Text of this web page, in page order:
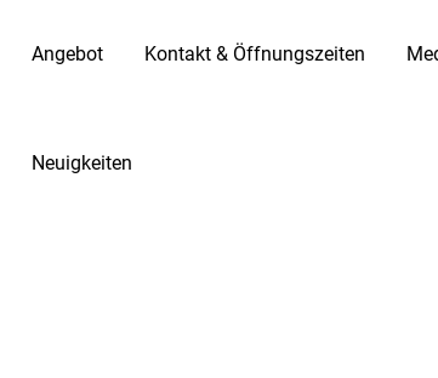
Angebot Kontakt & Öffnungszeiten
Neuigkeiten